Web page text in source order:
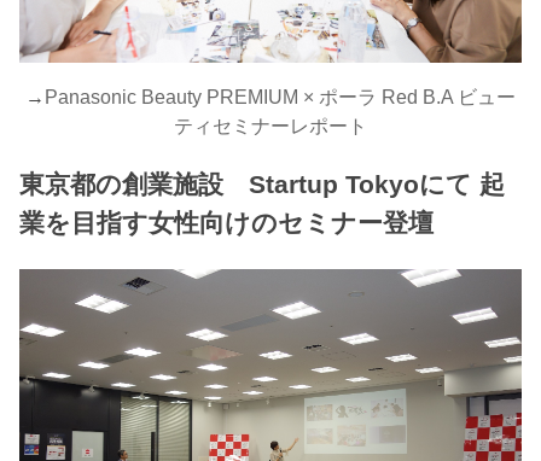
→ Panasonic Beauty PREMIUM × ポーラ Red B.A ビュー
ティセミナーレポート
東京都の創業施設 Startup Tokyoにて 起
業を目指す女性向けのセミナー登壇